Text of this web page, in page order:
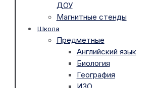
ДОУ
Магнитные стенды
Школа
Предметные
Английский язык
Биология
География